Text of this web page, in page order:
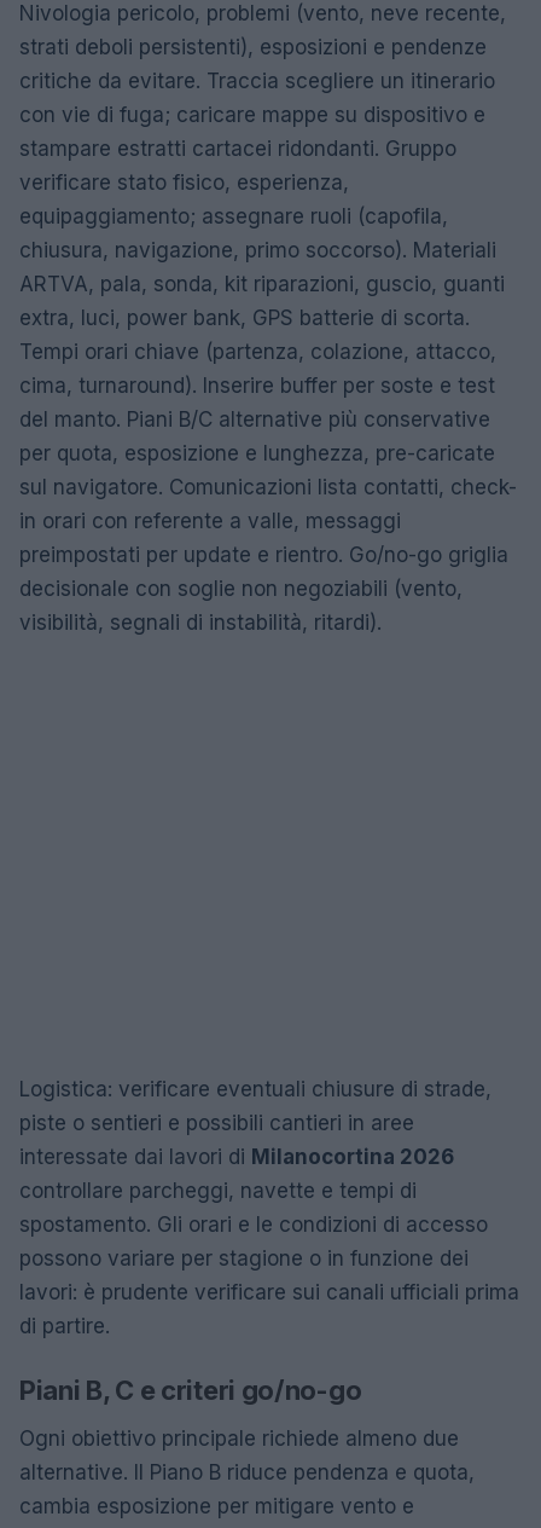
Nivologia pericolo, problemi (vento, neve recente,
strati deboli persistenti), esposizioni e pendenze
critiche da evitare. Traccia scegliere un itinerario
con vie di fuga; caricare mappe su dispositivo e
stampare estratti cartacei ridondanti. Gruppo
verificare stato fisico, esperienza,
equipaggiamento; assegnare ruoli (capofila,
chiusura, navigazione, primo soccorso). Materiali
ARTVA, pala, sonda, kit riparazioni, guscio, guanti
extra, luci, power bank, GPS batterie di scorta.
Tempi orari chiave (partenza, colazione, attacco,
cima, turnaround). Inserire buffer per soste e test
del manto. Piani B/C alternative più conservative
per quota, esposizione e lunghezza, pre-caricate
sul navigatore. Comunicazioni lista contatti, check-
in orari con referente a valle, messaggi
preimpostati per update e rientro. Go/no-go griglia
decisionale con soglie non negoziabili (vento,
visibilità, segnali di instabilità, ritardi).
Logistica: verificare eventuali chiusure di strade,
piste o sentieri e possibili cantieri in aree
interessate dai lavori di Milanocortina 2026
controllare parcheggi, navette e tempi di
spostamento. Gli orari e le condizioni di accesso
possono variare per stagione o in funzione dei
lavori: è prudente verificare sui canali ufficiali prima
di partire.
Piani B, C e criteri go/no-go
Ogni obiettivo principale richiede almeno due
alternative. Il Piano B riduce pendenza e quota,
cambia esposizione per mitigare vento e